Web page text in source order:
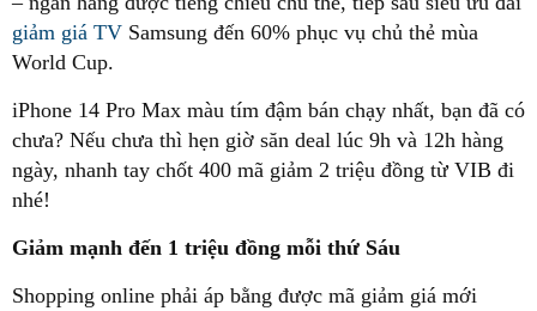
giảm giá TV Samsung đến 60% phục vụ chủ thẻ mùa
World Cup.
iPhone 14 Pro Max màu tím đậm bán chạy nhất, bạn đã có
chưa? Nếu chưa thì hẹn giờ săn deal lúc 9h và 12h hàng
ngày, nhanh tay chốt 400 mã giảm 2 triệu đồng từ VIB đi
nhé!
Giảm mạnh đến 1 triệu đồng mỗi thứ Sáu
Shopping online phải áp bằng được mã giảm giá mới